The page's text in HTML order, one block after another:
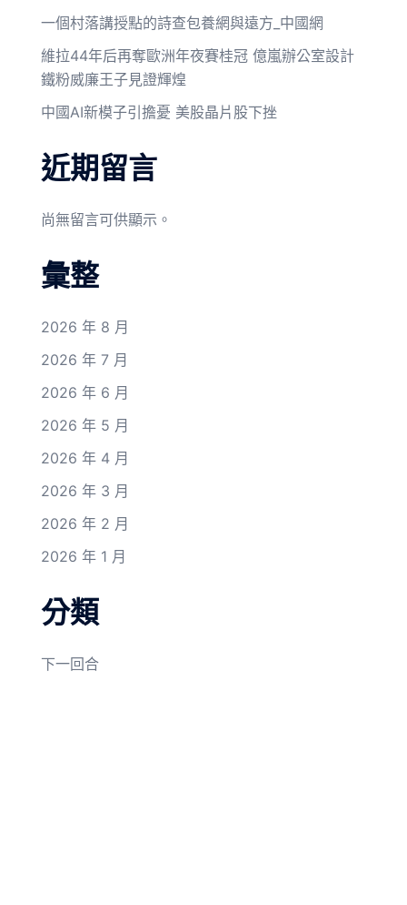
一個村落講授點的詩查包養網與遠方_中國網
維拉44年后再奪歐洲年夜賽桂冠 億嵐辦公室設計
鐵粉威廉王子見證輝煌
中國AI新模子引擔憂 美股晶片股下挫
近期留言
尚無留言可供顯示。
彙整
2026 年 8 月
2026 年 7 月
2026 年 6 月
2026 年 5 月
2026 年 4 月
2026 年 3 月
2026 年 2 月
2026 年 1 月
分類
下一回合